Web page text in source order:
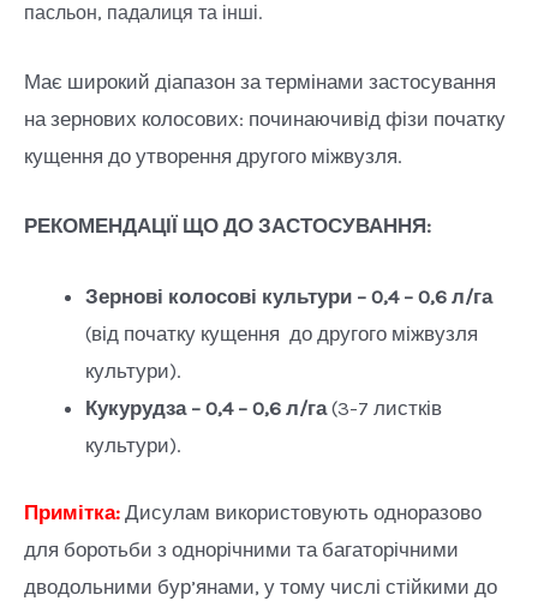
пасльон, падалиця та інші.
Має широкий діапазон за термінами застосування
на зернових колосових: починаючивід фізи початку
кущення до утворення другого міжвузля.
РЕКОМЕНДАЦІЇ ЩО ДО ЗАСТОСУВАННЯ:
Зернові колосові культури – 0,4 – 0,6 л/га
(від початку кущення до другого міжвузля
культури).
Кукурудза – 0,4 – 0,6 л/га(3-7 листків
культури).
Примітка: Дисулам використовують одноразово
для боротьби з однорічними та багаторічними
дводольними бур’янами, у тому числі стійкими до